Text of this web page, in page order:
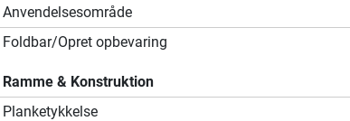
Anvendelsesområde
Foldbar/Opret opbevaring
Ramme & Konstruktion
Planketykkelse